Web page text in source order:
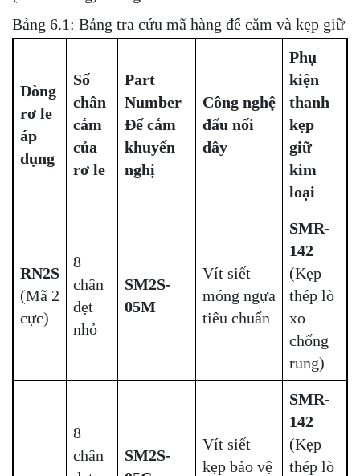
Bảng 6.1: Bảng tra cứu mã hàng đế cắm và kẹp giữ
Dòng
rơ le
áp
dụng
Số
chân
cắm
của
rơ le
Part
Number
Đế cắm
khuyến
nghị
Công nghệ
đấu nối
dây
Phụ
kiện
thanh
kẹp
giữ
kim
loại
RN2S
(Mã 2
cực)
8
chân
dẹt
nhỏ
SM2S-
05M
Vít siết
móng ngựa
tiêu chuẩn
SMR-
142
(Kẹp
thép lò
xo
chống
rung)
8
chân
SM2S-
Vít siết
kẹp bảo vệ
SMR-
142
(Kẹp
thép lò